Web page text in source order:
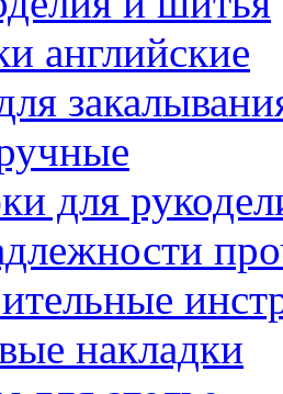
английские
для
накладки